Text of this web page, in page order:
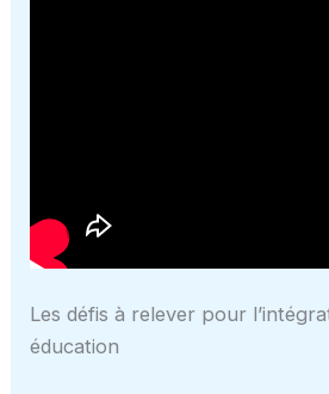
Les défis à relever pour
éducation